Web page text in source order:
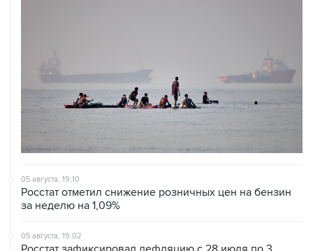
05 августа, 19:10
Росстат отметил снижение розничных цен на бензин
за неделю на 1,09%
05 августа, 19:02